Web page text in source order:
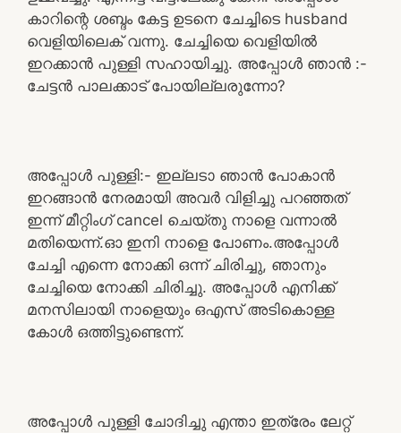
കാറിന്റെ ശബ്ദം കേട്ട ഉടനെ ചേച്ചിടെ husband
വെളിയിലെക് വന്നു. ചേച്ചിയെ വെളിയിൽ
ഇറക്കാൻ പുള്ളി സഹായിച്ചു. അപ്പോൾ ഞാൻ :-
ചേട്ടൻ പാലക്കാട്‌ പോയില്ലരുന്നോ?
അപ്പോൾ പുള്ളി:- ഇല്ലടാ ഞാൻ പോകാൻ
ഇറങ്ങാൻ നേരമായി അവർ വിളിച്ചു പറഞ്ഞത്
ഇന്ന് മീറ്റിംഗ് cancel ചെയ്തു നാളെ വന്നാൽ
മതിയെന്ന്.ഓ ഇനി നാളെ പോണം.അപ്പോൾ
ചേച്ചി എന്നെ നോക്കി ഒന്ന് ചിരിച്ചു, ഞാനും
ചേച്ചിയെ നോക്കി ചിരിച്ചു. അപ്പോൾ എനിക്ക്
മനസിലായി നാളെയും ഒഎസ് അടികൊള്ള
കോൾ ഒത്തിട്ടുണ്ടെന്ന്.
അപ്പോൾ പുള്ളി ചോദിച്ചു എന്താ ഇത്രേം ലേറ്റ്